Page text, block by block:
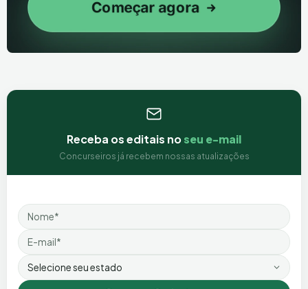
Receba os editais noseu e-mail
Concurseiros já recebem nossas atualizações
Nome
Email
Estado